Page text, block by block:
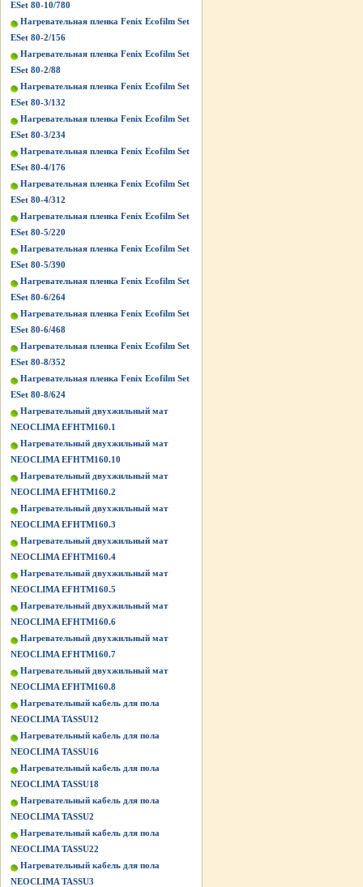
ESet 80-10/780
Нагревательная пленка Fenix Ecofilm Set
ESet 80-2/156
Нагревательная пленка Fenix Ecofilm Set
ESet 80-2/88
Нагревательная пленка Fenix Ecofilm Set
ESet 80-3/132
Нагревательная пленка Fenix Ecofilm Set
ESet 80-3/234
Нагревательная пленка Fenix Ecofilm Set
ESet 80-4/176
Нагревательная пленка Fenix Ecofilm Set
ESet 80-4/312
Нагревательная пленка Fenix Ecofilm Set
ESet 80-5/220
Нагревательная пленка Fenix Ecofilm Set
ESet 80-5/390
Нагревательная пленка Fenix Ecofilm Set
ESet 80-6/264
Нагревательная пленка Fenix Ecofilm Set
ESet 80-6/468
Нагревательная пленка Fenix Ecofilm Set
ESet 80-8/352
Нагревательная пленка Fenix Ecofilm Set
ESet 80-8/624
Нагревательный двухжильный мат
NEOCLIMA EFHTM160.1
Нагревательный двухжильный мат
NEOCLIMA EFHTM160.10
Нагревательный двухжильный мат
NEOCLIMA EFHTM160.2
Нагревательный двухжильный мат
NEOCLIMA EFHTM160.3
Нагревательный двухжильный мат
NEOCLIMA EFHTM160.4
Нагревательный двухжильный мат
NEOCLIMA EFHTM160.5
Нагревательный двухжильный мат
NEOCLIMA EFHTM160.6
Нагревательный двухжильный мат
NEOCLIMA EFHTM160.7
Нагревательный двухжильный мат
NEOCLIMA EFHTM160.8
Нагревательный кабель для пола
NEOCLIMA TASSU12
Нагревательный кабель для пола
NEOCLIMA TASSU16
Нагревательный кабель для пола
NEOCLIMA TASSU18
Нагревательный кабель для пола
NEOCLIMA TASSU2
Нагревательный кабель для пола
NEOCLIMA TASSU22
Нагревательный кабель для пола
NEOCLIMA TASSU3